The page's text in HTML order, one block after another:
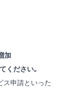
加
ください。
ス申請といった